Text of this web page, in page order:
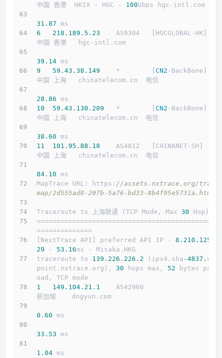
中国 香港  HKIX - HGC - 100Gbps hgc-intl.com
31.87 ms
6
218.189 .5 .23
    AS9304   [HGCGLOBAL-HK]
中国 香港   hgc-intl.com
39.14 ms
9
59.43 .38 .149
    *        [
CN2 -BackBone]
中国 上海   chinatelecom.cn  电信
28.86 ms
10
59.43 .130 .209
   *        [
CN2 -BackBone]
中国 上海   chinatelecom.cn  电信
38.60 ms
11
101.95 .88 .18
    AS4812   [CHINANET-SH]
中国 上海   chinatelecom.cn  电信
84.10 ms
MapTrace URL: https: //assets.nxtrace.org/trace
map/2d555ad8-207b-5a76-bd33-8b4f95e5731a.html
Traceroute to 上海联通 (TCP Mode, Max 30 Hop)
==============================================
==============
[NextTrace API] preferred API IP - 8.210 .125
29 - 53.16ms - Misaka.HKG
traceroute to 139.226 .226 .2 (ipv4.sha -4837. end
point.nxtrace.org), 30 hops max, 52 bytes payl
oad, TCP mode
1
149.104 .21 .1
    AS42960
新加坡    dogyun.com
0.60 ms
33.53 ms
1.04 ms